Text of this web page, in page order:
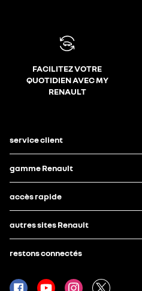
FACILITEZ VOTRE
QUOTIDIEN AVEC MY
RENAULT
service client
gamme Renault
accès rapide
autres sites Renault
restons connectés